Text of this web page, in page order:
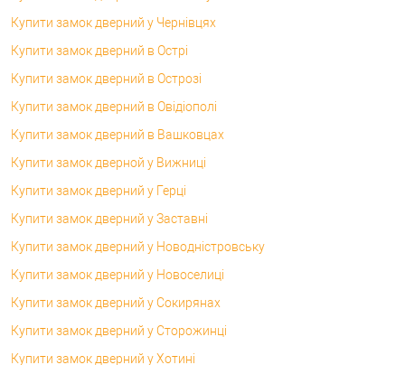
Купити замок дверний у Чернівцях
Купити замок дверний в Острі
Купити замок дверний в Острозі
Купити замок дверний в Овідіополі
Купити замок дверний в Вашковцах
Купити замок дверной у Вижниці
Купити замок дверний у Герці
Купити замок дверний у Заставні
Купити замок дверний у Новодністровську
Купити замок дверний у Новоселиці
Купити замок дверний у Сокирянах
Купити замок дверний у Сторожинці
Купити замок дверний у Хотині